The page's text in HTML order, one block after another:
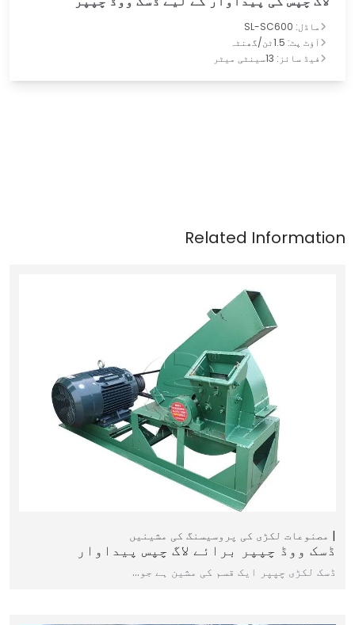
ماڈل: SL-SC600
آؤٹ پٹ: 1.5ٹن/گھنٹہ
فیڈ سائز: 13سینٹی میٹر
مصنوعات لکڑی کی پروسیسنگ کی مشینیں
ڈسک ووڈ چپپر برائے لاگ چپس پیداوار
ڈسک لکڑی چپپر ایک قسم کی مشین ہے جو…